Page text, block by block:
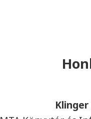
Klinger